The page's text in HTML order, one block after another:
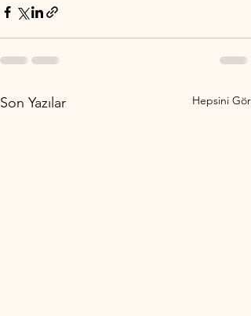
Son Yazılar Hepsini Gör